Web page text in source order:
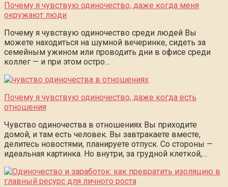
Почему я чувствую одиночество, даже когда меня
окружают люди
Почему я чувствую одиночество среди людей Вы
можете находиться на шумной вечеринке, сидеть за
семейным ужином или проводить дни в офисе среди
коллег — и при этом остро…
Почему я чувствую одиночество, даже когда есть
отношения
Чувство одиночества в отношениях Вы приходите
домой, и там есть человек. Вы завтракаете вместе,
делитесь новостями, планируете отпуск. Со стороны —
идеальная картинка. Но внутри, за грудной клеткой,…